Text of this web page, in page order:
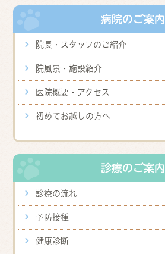
病院のご案内
院長・スタッフのご紹介
院風景・施設紹介
医院概要・アクセス
初めてお越しの方へ
診療のご案内
診療の流れ
予防接種
健康診断